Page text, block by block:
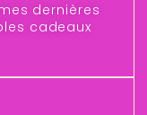
dernières
cadeaux